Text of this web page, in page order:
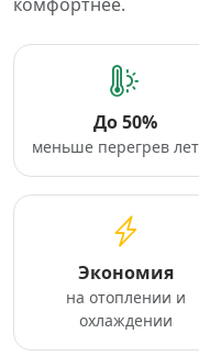
До 50%
меньше перегрев
Экономия
на отоплении и
охлаждении